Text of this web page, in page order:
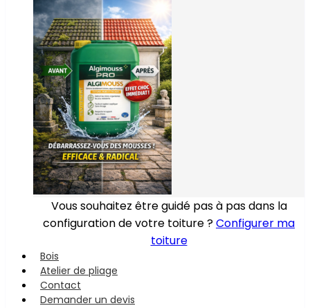
Vous souhaitez être guidé pas à pas dans la
configuration de votre toiture ?Configurer ma
toiture
Bois
Atelier de pliage
Contact
Demander un devis